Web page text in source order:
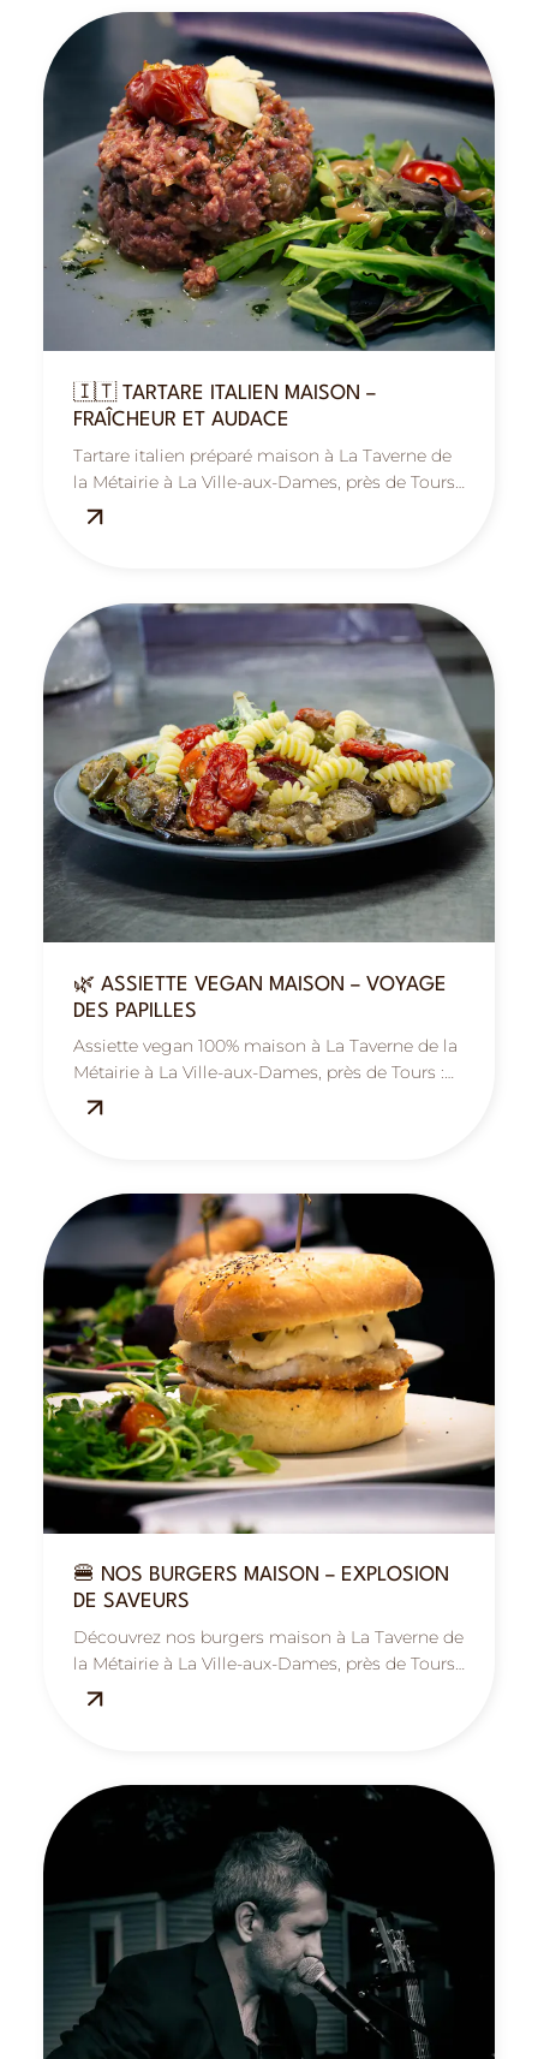
🇮🇹 TARTARE ITALIEN MAISON –
FRAÎCHEUR ET AUDACE
Tartare italien préparé maison à La Taverne de
la Métairie à La Ville-aux-Dames, près de Tours :
frais, gourmand et méditerranéen.
🌿 ASSIETTE VEGAN MAISON – VOYAGE
DES PAPILLES
Assiette vegan 100% maison à La Taverne de la
Métairie à La Ville-aux-Dames, près de Tours :
saine, gourmande et colorée.
🍔 NOS BURGERS MAISON – EXPLOSION
DE SAVEURS
Découvrez nos burgers maison à La Taverne de
la Métairie à La Ville-aux-Dames, près de Tours :
cuisine familiale, ambiance conviviale et